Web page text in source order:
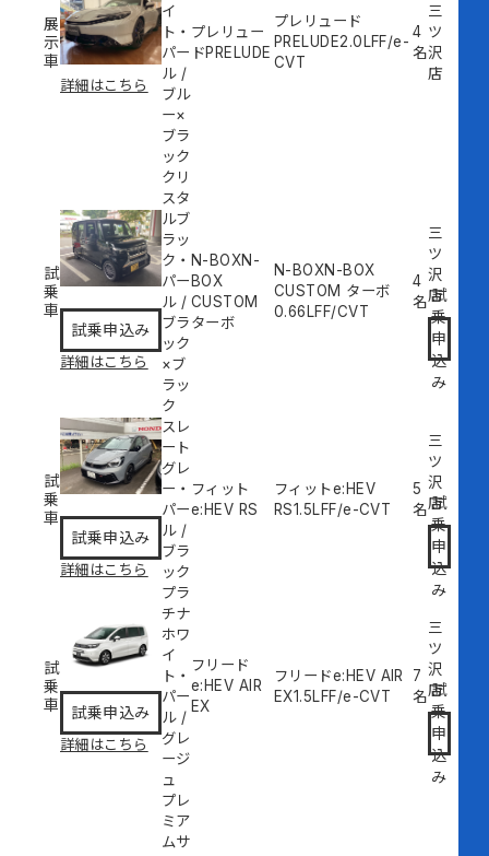
展
示
車
詳細はこちら
イ
ト・
パー
ル/
ブル
ー×
ブラ
ック
プレリュー
ドPRELUDE
プレリュード
PRELUDE2.0LFF/e-
CVT
4
名
三
ツ
沢
店
試
乗
車
試乗申込み
詳細はこちら
クリ
スタ
ルブ
ラッ
ク・
パー
ル/
ブラ
ック
×ブ
ラッ
ク
N-BOXN-
BOX
CUSTOM
ターボ
N-BOXN-BOX
CUSTOM ターボ
0.66LFF/CVT
4
名
三
ツ
沢
店
試
乗
申
込
み
試
乗
車
試乗申込み
詳細はこちら
スレ
ート
グレ
ー・
パー
ル/
ブラ
ック
フィット
e:HEV RS
フィットe:HEV
RS1.5L FF/e-CVT
5
名
三
ツ
沢
店
試
乗
申
込
み
試
乗
車
試乗申込み
詳細はこちら
プラ
チナ
ホワ
イ
ト・
パー
ル/
グレ
ージ
ュ
フリード
e:HEV AIR
EX
フリードe:HEV AIR
EX1.5L FF/e-CVT
7
名
三
ツ
沢
店
試
乗
申
込
み
プレ
ミア
ムサ